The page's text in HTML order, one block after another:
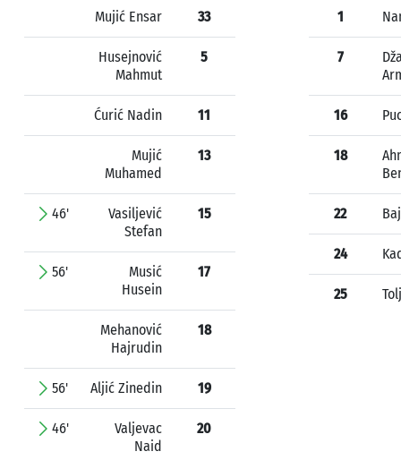
Mujić Ensar 33
Husejnović
Mahmut
5
Ćurić Nadin 11
Mujić
Muhamed
13
46'
Vasiljević
Stefan
15
56'
Musić
Husein
17
Mehanović
Hajrudin
18
56' Aljić Zinedin 19
46'
Valjevac
Naid
20
1
7
16
18
22
24
25